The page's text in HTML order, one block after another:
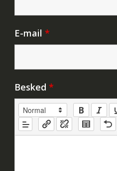
E-mail *
Besked *